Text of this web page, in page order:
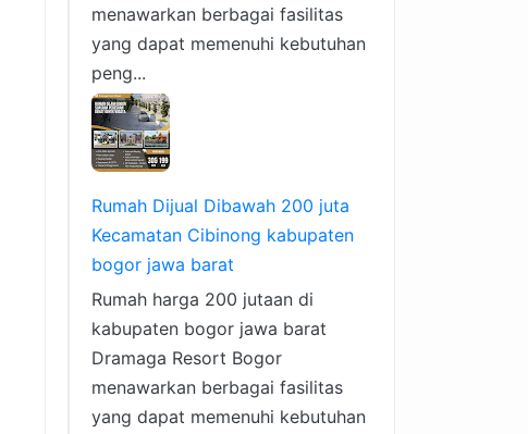
menawarkan berbagai fasilitas
yang dapat memenuhi kebutuhan
peng...
Rumah Dijual Dibawah 200 juta
Kecamatan Cibinong kabupaten
bogor jawa barat
Rumah harga 200 jutaan di
kabupaten bogor jawa barat
Dramaga Resort Bogor
menawarkan berbagai fasilitas
yang dapat memenuhi kebutuhan